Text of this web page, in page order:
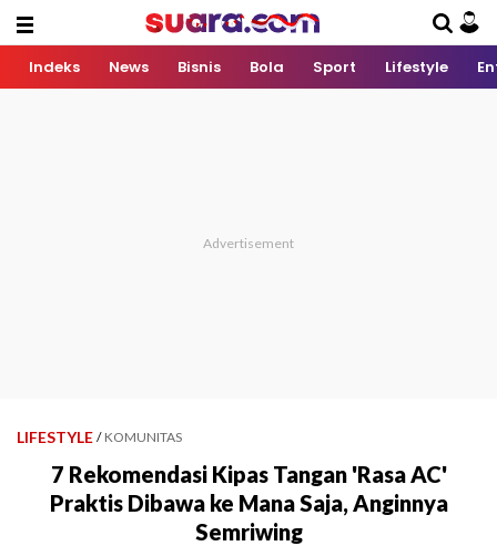
Indeks News Bisnis Bola Sport Lifestyle
LIFESTYLE / KOMUNITAS
7 Rekomendasi Kipas Tangan 'Rasa AC'
Praktis Dibawa ke Mana Saja, Anginnya
Semriwing